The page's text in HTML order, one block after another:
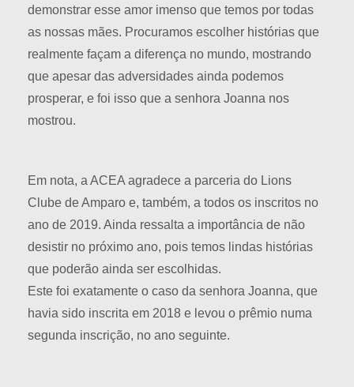
demonstrar esse amor imenso que temos por todas
as nossas mães. Procuramos escolher histórias que
realmente façam a diferença no mundo, mostrando
que apesar das adversidades ainda podemos
prosperar, e foi isso que a senhora Joanna nos
mostrou.
Em nota, a ACEA agradece a parceria do Lions
Clube de Amparo e, também, a todos os inscritos no
ano de 2019. Ainda ressalta a importância de não
desistir no próximo ano, pois temos lindas histórias
que poderão ainda ser escolhidas.
Este foi exatamente o caso da senhora Joanna, que
havia sido inscrita em 2018 e levou o prêmio numa
segunda inscrição, no ano seguinte.